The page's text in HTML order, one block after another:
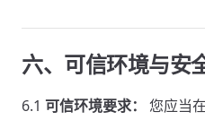
六、可信环境与安
6.1 可信环境要求：
您应当